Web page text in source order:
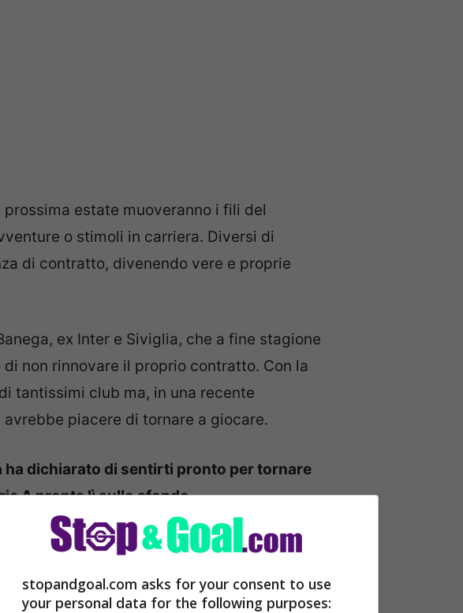
estate muoveranno i fili del
o stimoli in carriera. Diversi di
di contratto, divenendo vere e proprie
ex Inter e Siviglia, che a fine stagione
non rinnovare il proprio contratto. Con la
tantissimi club ma, in una recente
piacere di tornare a giocare.
ha dichiarato di sentirti pronto per tornare
A pronta lì sullo sfondo.
dell’argentino è
stopandgoal.com asks for your consent to use
your personal data for the following purposes: